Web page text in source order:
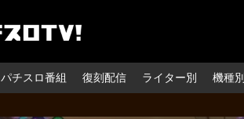
パチスロ番組 復刻配信 ライター別 機種別